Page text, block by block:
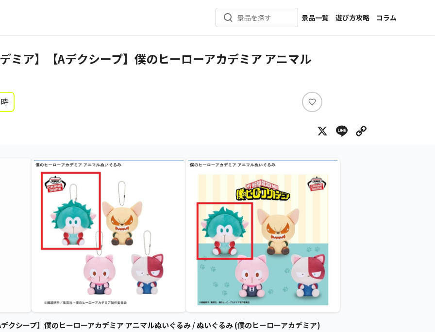
景品を探す
景品一覧
新着景品
カテゴリ一覧
遊び方攻略
コラム
インタビュー
ミア】【Aデクシープ】僕のヒーローアカデミア アニマル
い
ね
X Line
クシープ】僕のヒーローアカデミア アニマルぬいぐるみ / ぬいぐるみ (僕のヒーローアカデミア)